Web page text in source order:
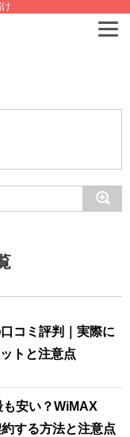
コミ評判｜実際に
トと注意点
も安い？WiMAX
する方法と注意点